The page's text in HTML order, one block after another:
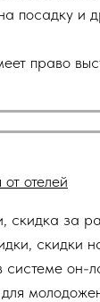
посадку и
право
отелей
скидка за
скидки
системе